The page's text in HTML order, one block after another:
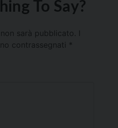
To Say?
sarà pubblicato.
contrassegnati *